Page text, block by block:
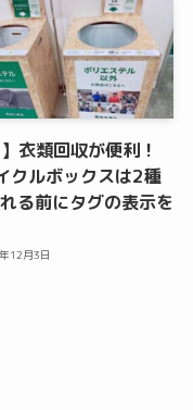
】衣類回収が便利！
クルボックスは2種
る前にタグの表示を
12月3日